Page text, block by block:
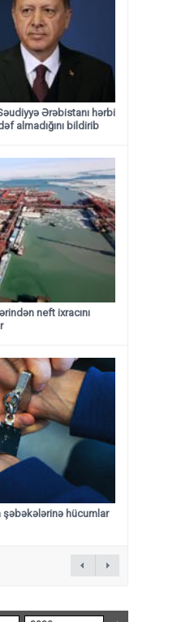
Ərəbistanı hərbi
almadığını bildirib
neft ixracını
hücumlar